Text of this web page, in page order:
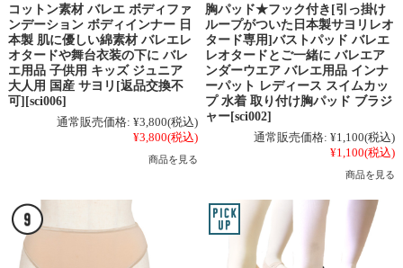
コットン素材 バレエ ボディファ
ンデーション ボディインナー 日
本製 肌に優しい綿素材 バレエレ
オタードや舞台衣装の下に バレ
エ用品 子供用 キッズ ジュニア
大人用 国産 サヨリ[返品交換不
可][sci006]
通常販売価格: ¥3,800(税込)
¥3,800(税込)
商品を見る
胸パッド★フック付き[引っ掛け
ループがついた日本製サヨリレオ
タード専用]バストパッド バレエ
レオタードとご一緒に バレエア
ンダーウエア バレエ用品 インナ
ーパット レディース スイムカッ
プ 水着 取り付け胸パッド ブラジ
ャー[sci002]
通常販売価格: ¥1,100(税込)
¥1,100(税込)
商品を見る